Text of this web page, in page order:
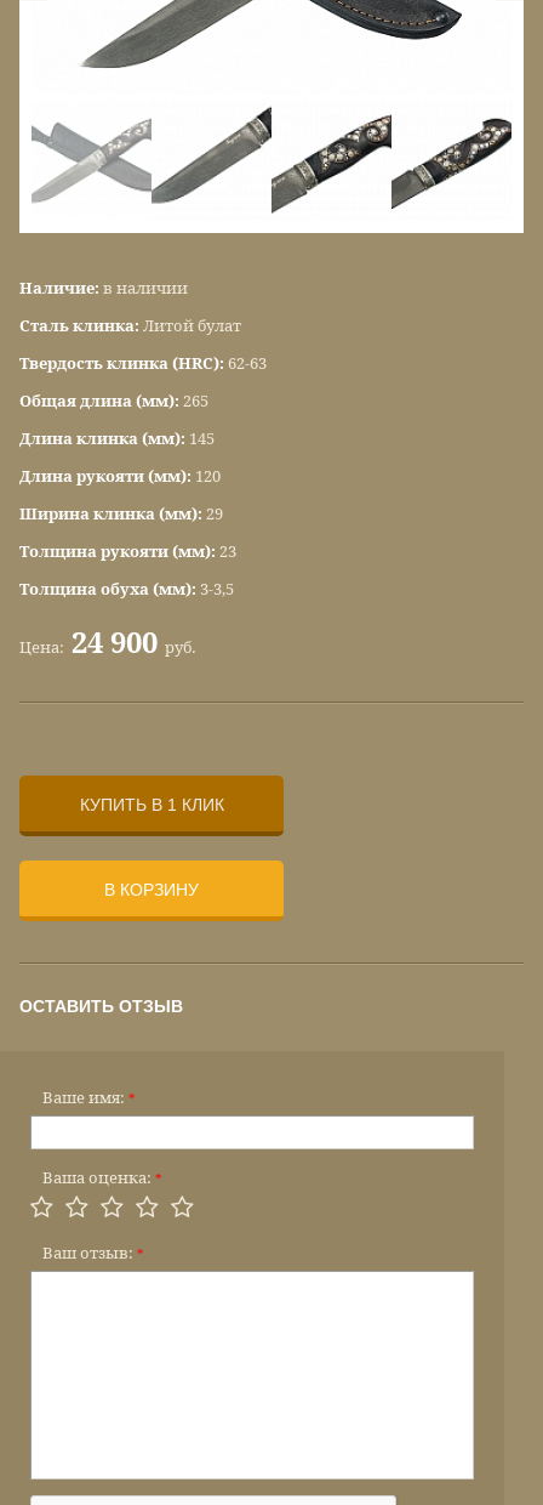
Наличие: в наличии
Сталь клинка: Литой булат
Твердость клинка (HRC): 62-63
Общая длина (мм): 265
Длина клинка (мм): 145
Длина рукояти (мм): 120
Ширина клинка (мм): 29
Толщина рукояти (мм): 23
Толщина обуха (мм): 3-3,5
Цена: 24 900 руб.
КУПИТЬ В 1 КЛИК
В КОРЗИНУ
ОСТАВИТЬ ОТЗЫВ
Ваше имя: *
Ваша оценка: *
Ваш отзыв: *